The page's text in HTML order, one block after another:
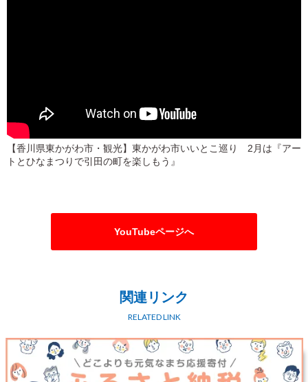
【香川県東かがわ市・観光】東かがわ市いいとこ巡り 2月は『アー
トとひなまつりで引田の町を楽しもう』
YouTubeページへ
関連リンク
RELATED LINK